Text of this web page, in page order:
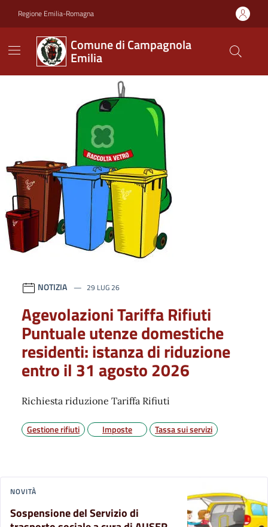
Regione Emilia-Romagna
Comune di Campagnola
Emilia
Comune di Campagnola
Contenuti in evidenza
Novità in evidenza
NOTIZIA 29 LUG 26
Agevolazioni Tariffa Rifiuti
Puntuale utenze domestiche
residenti: istanza di riduzione
entro il 31 agosto 2026
Richiesta riduzione Tariffa Rifiuti
Gestione rifiuti Imposte Tassa sui servizi
NOVITÀ
Sospensione del Servizio di